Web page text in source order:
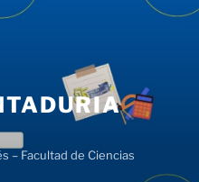
– Facultad de Ciencias